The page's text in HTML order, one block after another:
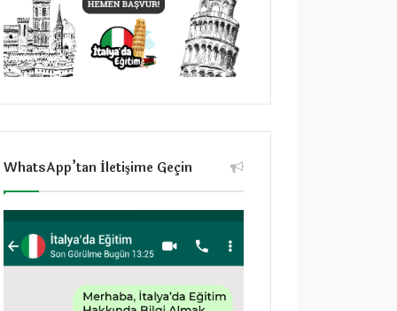
WhatsApp’tan İletişime Geçin